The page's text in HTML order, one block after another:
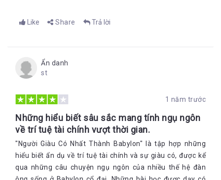
Like Share Trả lời
Ẩn danh
st
1 năm trước
Những hiểu biết sâu sắc mang tính ngụ ngôn
về trí tuệ tài chính vượt thời gian.
"Người Giàu Có Nhất Thành Babylon" là tập hợp những
hiểu biết ẩn dụ về trí tuệ tài chính và sự giàu có, được kể
qua những câu chuyện ngụ ngôn của nhiều thế hệ đàn